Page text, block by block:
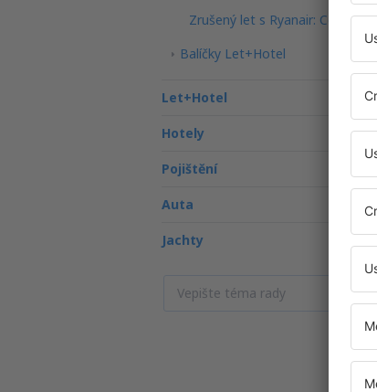
Zrušený let s Ryanair: Co dělat?
Balíčky Let+Hotel
Let+Hotel
Hotely
Pojištění
Auta
Jachty